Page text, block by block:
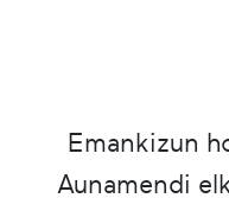
Emankizun
Aunamendi